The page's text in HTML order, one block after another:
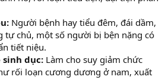
Người bệnh hay tiểu đêm, đái dầm,
tự chủ, một số người bị bện nặng có
tiết niệu.
sinh dục: Làm cho suy giảm chức
rối loạn cương dương ở nam, xuất